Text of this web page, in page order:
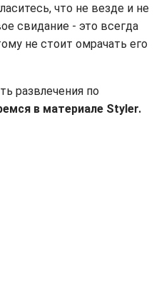
что не везде и не
свидание - это всегда
не стоит омрачать его
развлечения по
в материале Styler.